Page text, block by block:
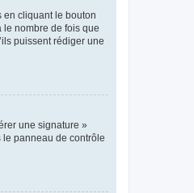
en cliquant le bouton
le nombre de fois que
puissent rédiger une
une signature »
panneau de contrôle